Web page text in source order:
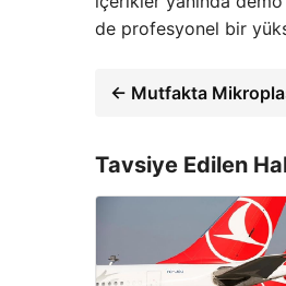
de profesyonel bir
← Mutfakta
Tavsiye Edilen